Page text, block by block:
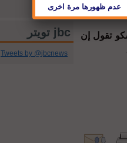
jbc تويتر
Tweets by @jbcnews
تقول إن